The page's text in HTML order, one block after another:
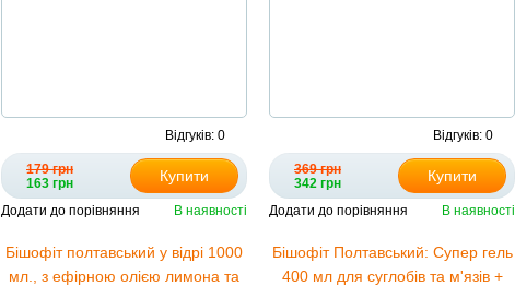
Відгуків: 0
179 грн
163 грн
Купити
Додати до порівняння В наявності
Відгуків: 0
369 грн
342 грн
Купити
Додати до порівняння В наявності
Бішофіт полтавський у відрі 1000
мл., з ефірною олією лимона та
Бішофіт Полтавський: Супер гель
400 мл для суглобів та м'язів +